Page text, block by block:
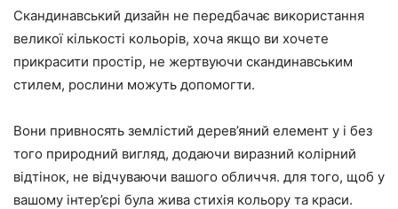
Скандинавський дизайн не передбачає використання
великої кількості кольорів, хоча якщо ви хочете
прикрасити простір, не жертвуючи скандинавським
стилем, рослини можуть допомогти.
Вони привносять землістий дерев’яний елемент у і без
того природний вигляд, додаючи виразний колірний
відтінок, не відчуваючи вашого обличчя. для того, щоб у
вашому інтер’єрі була жива стихія кольору та краси.